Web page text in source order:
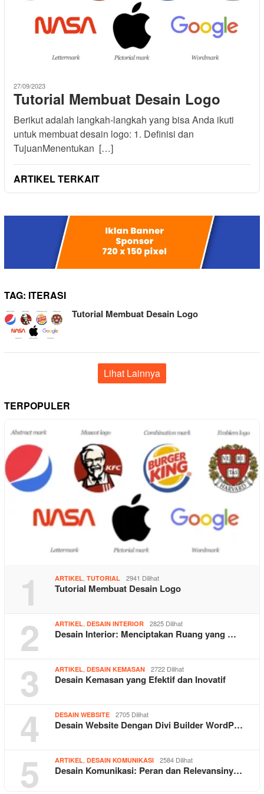
27/09/2023
Tutorial Membuat Desain Logo
Berikut adalah langkah-langkah yang bisa Anda ikuti
untuk membuat desain logo: 1. Definisi dan
TujuanMenentukan […]
ARTIKEL TERKAIT
TAG: ITERASI
Tutorial Membuat Desain Logo
Lihat Lainnya
TERPOPULER
1 ARTIKEL TUTORIAL 2941 Dilihat
Tutorial Membuat Desain Logo
2 ARTIKEL DESAIN INTERIOR 2825 Dilihat
Desain Interior: Menciptakan Ruang yang …
3 ARTIKEL DESAIN KEMASAN 2722 Dilihat
Desain Kemasan yang Efektif dan Inovatif
4 DESAIN WEBSITE 2705 Dilihat
Desain Website Dengan Divi Builder WordP…
5 ARTIKEL DESAIN KOMUNIKASI 2584 Dilihat
Desain Komunikasi: Peran dan Relevansiny…